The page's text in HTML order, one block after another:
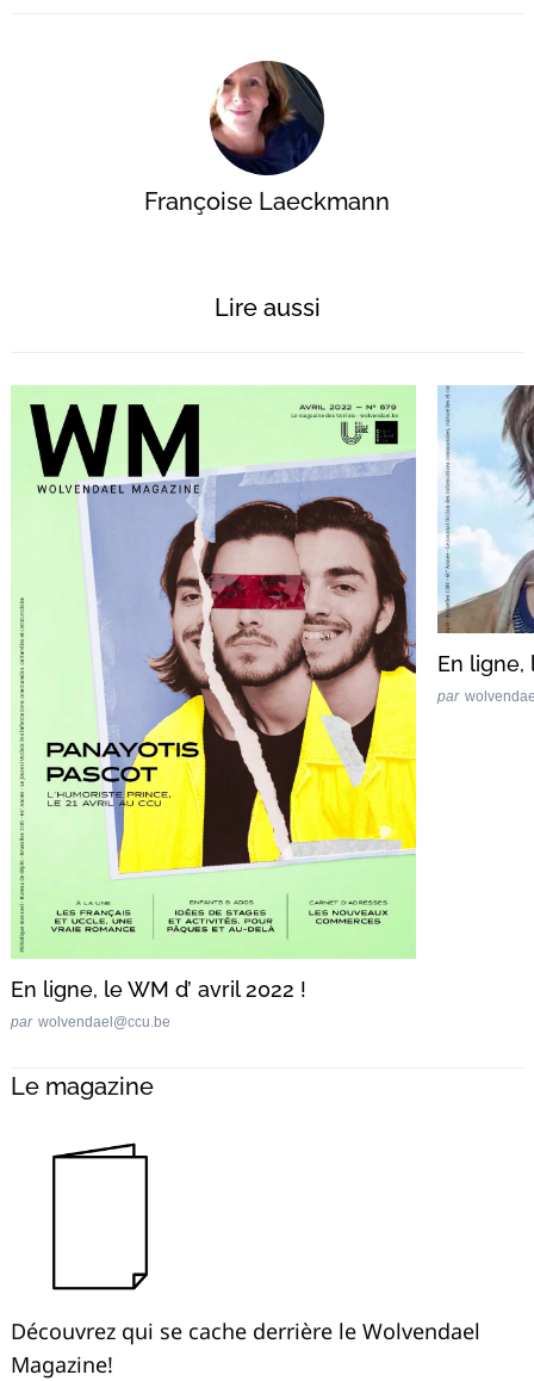
Françoise Laeckmann
Lire aussi
En ligne, le WM d’ avril 2022 !
par wolvendael@ccu.be
En ligne,
par
Le magazine
Découvrez qui se cache derrière le Wolvendael
Magazine!